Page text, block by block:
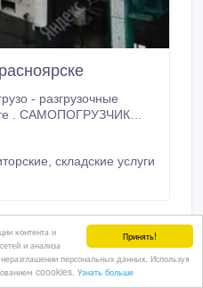
Принять!
контента и
и анализа
персональных данных. Используя
coookies. Узнать больше
- разгрузочные
. САМОПОГРУЗЧИК
материалов,
складские услуги